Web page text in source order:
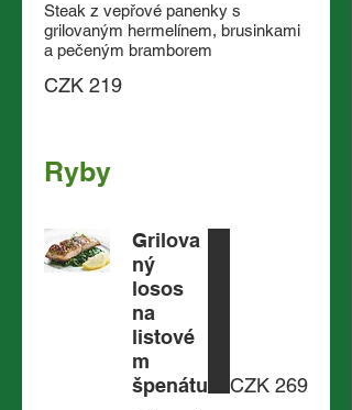
Steak z vepřové panenky s
grilovaným hermelínem, brusinkami
a pečeným bramborem
CZK 219
Ryby
Grilova
ný
losos
na
listové
m
špenátu
CZK 269